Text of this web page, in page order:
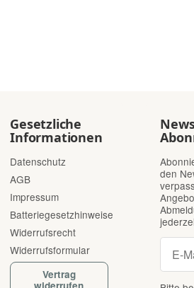
Gesetzliche
Informationen
Datenschutz
AGB
Impressum
Batteriegesetzhinweise
Widerrufsrecht
Widerrufsformular
Vertrag
widerrufen
den